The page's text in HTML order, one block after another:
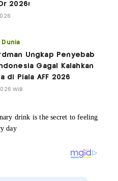
2026!
Dunia
Ungkap Penyebab
Gagal Kalahkan
di Piala AFF 2026
WIB